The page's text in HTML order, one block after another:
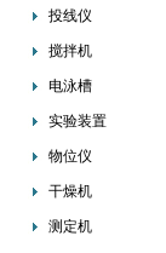
投线仪
搅拌机
电泳槽
实验装置
物位仪
干燥机
测定机